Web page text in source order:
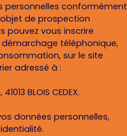
personnelles conformément
de prospection
pouvez vous inscrire
téléphonique,
sur le site
adressé à :
BLOIS CEDEX.
données personnelles,
.